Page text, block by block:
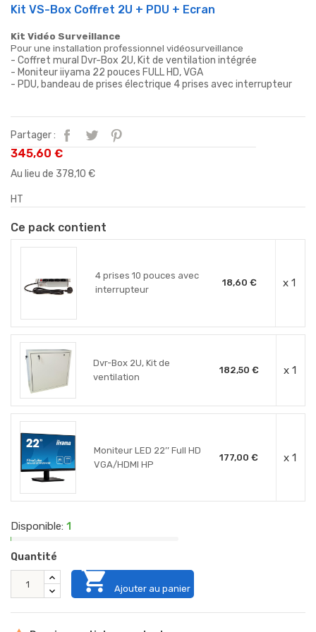
Kit VS-Box Coffret 2U + PDU + Ecran
Kit Vidéo Surveillance
Pour une installation professionnel vidéosurveillance
- Coffret mural Dvr-Box 2U, Kit de ventilation intégrée
- Moniteur iiyama 22 pouces FULL HD, VGA
- PDU, bandeau de prises électrique 4 prises avec interrupteur
Partager :
345,60 €
Au lieu de 378,10 €
HT
Ce pack contient
4 prises 10 pouces avec
interrupteur
18,60 € x 1
Dvr-Box 2U, Kit de
ventilation
182,50 € x 1
Moniteur LED 22’’ Full HD
VGA/HDMI HP
177,00 € x 1
Disponible: 1
Quantité
 Ajouter au panier